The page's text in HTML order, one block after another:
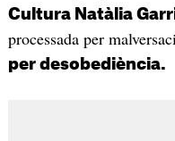
Cultura Natàlia
processada per
per desobediència.